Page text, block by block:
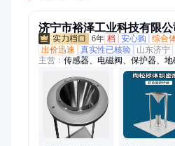
济宁市裕泽工业科技有限公
6年 档 安心购 综合
出价迅速
真实性已核验
山东济宁
主营： 传感器、电磁阀、保护器、
子秤、机械抓手、砌筑升降平台、
凝土振动棒、打标机、研磨机、裁
门、磨片磨头、滑移机、消防机器
消防器材